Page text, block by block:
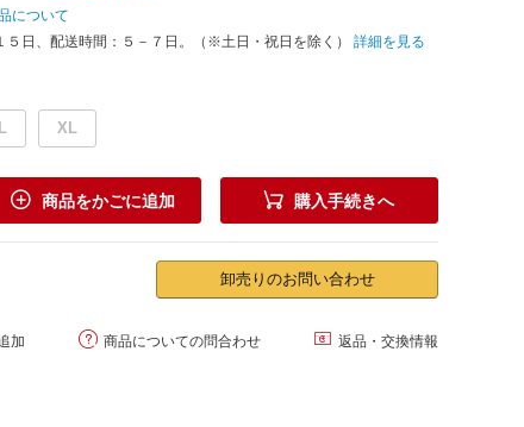
について
５日、配送時間：５－７日。（※土日・祝日を除く） 詳細を見る
L XL
 商品をかごに追加  購入手続きへ
卸売りのお問い合わせ
加  商品についての問合わせ  返品・交換情報